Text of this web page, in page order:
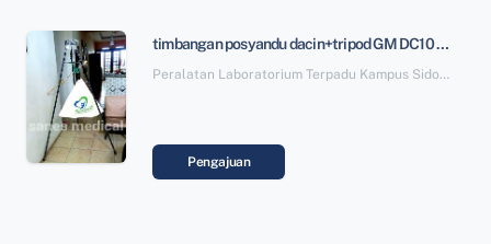
timbangan posyandu dacin+tripod GM DC10 (Alat)
Peralatan Laboratorium Terpadu Kampus Sidotopo SBSN Paket 6
Pengajuan